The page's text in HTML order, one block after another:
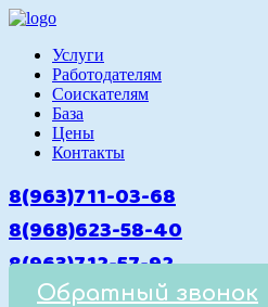
Услуги
Работодателям
Cоискателям
База
Цены
Контакты
8(963)711-03-68
8(968)623-58-40
8(963)712-57-92
Обратный звонок